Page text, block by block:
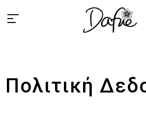
Πολιτική